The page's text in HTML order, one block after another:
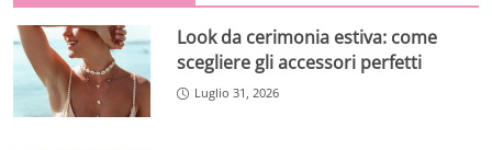
Look da cerimonia estiva: come
scegliere gli accessori perfetti
Luglio 31, 2026